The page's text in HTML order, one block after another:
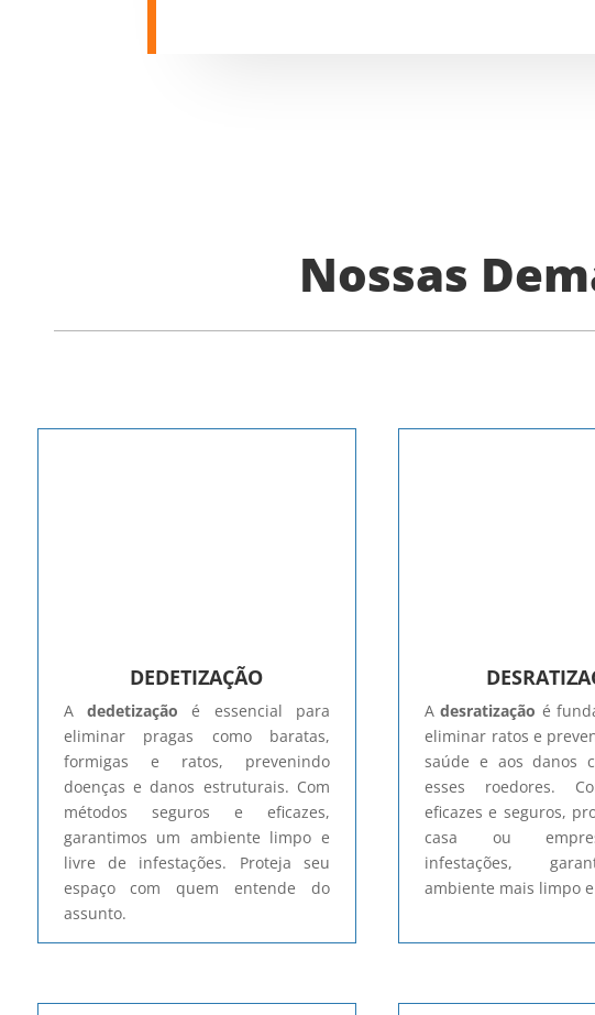
Nossas
DEDETIZAÇÃO
A dedetização é essencial para
eliminar pragas como baratas,
formigas e ratos, prevenindo
doenças e danos estruturais. Com
métodos seguros e eficazes,
garantimos um ambiente limpo e
livre de infestações. Proteja seu
espaço com quem entende do
assunto.
Adesratização é
eliminar ratos e
saúde e aos danos
esses roedores.
eficazes e seguros,
casa ou
infestações,
ambiente mais limpo